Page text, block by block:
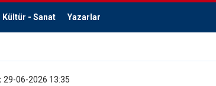
Kültür - Sanat Yazarlar
29-06-2026 13:35